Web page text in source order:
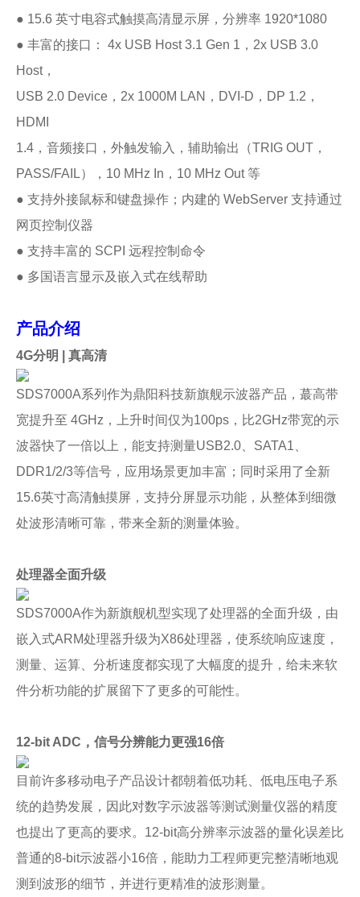
● 15.6 英寸电容式触摸高清显示屏，分辨率 1920*1080
● 丰富的接口： 4x USB Host 3.1 Gen 1，2x USB 3.0
Host，
USB 2.0 Device，2x 1000M LAN，DVI-D，DP 1.2，
HDMI
1.4，音频接口，外触发输入，辅助输出（TRIG OUT，
PASS/FAIL），10 MHz In，10 MHz Out 等
● 支持外接鼠标和键盘操作；内建的 WebServer 支持通过
网页控制仪器
● 支持丰富的 SCPI 远程控制命令
● 多国语言显示及嵌入式在线帮助
产品介绍
4G分明 | 真高清
SDS7000A系列作为鼎阳科技新旗舰示波器产品，蕞高带
宽提升至 4GHz，上升时间仅为100ps，比2GHz带宽的示
波器快了一倍以上，能支持测量USB2.0、SATA1、
DDR1/2/3等信号，应用场景更加丰富；同时采用了全新
15.6英寸高清触摸屏，支持分屏显示功能，从整体到细微
处波形清晰可靠，带来全新的测量体验。
处理器全面升级
SDS7000A作为新旗舰机型实现了处理器的全面升级，由
嵌入式ARM处理器升级为X86处理器，使系统响应速度，
测量、运算、分析速度都实现了大幅度的提升，给未来软
件分析功能的扩展留下了更多的可能性。
12-bit ADC，信号分辨能力更强16倍
目前许多移动电子产品设计都朝着低功耗、低电压电子系
统的趋势发展，因此对数字示波器等测试测量仪器的精度
也提出了更高的要求。12-bit高分辨率示波器的量化误差比
普通的8-bit示波器小16倍，能助力工程师更完整清晰地观
测到波形的细节，并进行更精准的波形测量。